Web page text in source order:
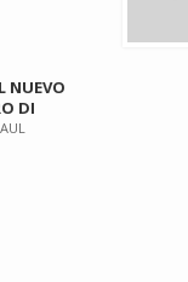
NUEVO
DI